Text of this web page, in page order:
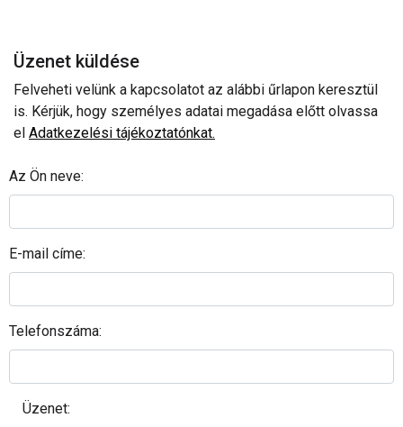
Üzenet küldése
Felveheti velünk a kapcsolatot az alábbi űrlapon keresztül
is. Kérjük, hogy személyes adatai megadása előtt olvassa
el Adatkezelési tájékoztatónkat.
Az Ön neve:
E-mail címe:
Telefonszáma:
Üzenet: